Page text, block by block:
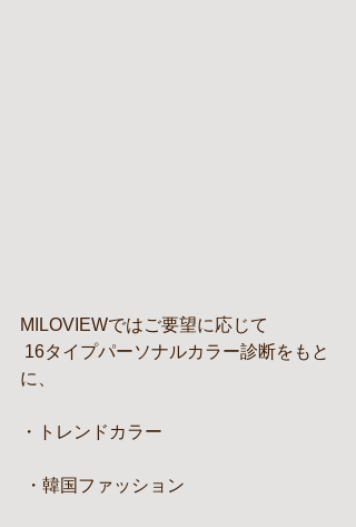
MILOVIEWではご要望に応じて
に、
・トレンドカラー
・韓国ファッション